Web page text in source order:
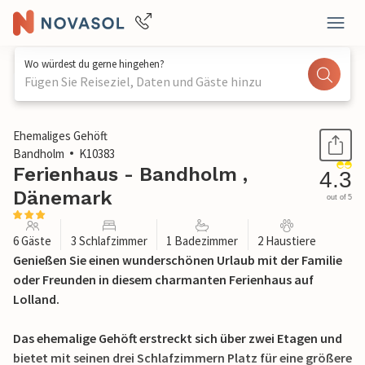
Wo würdest du gerne hingehen?
Fügen Sie Reiseziel, Daten und Gäste hinzu
1 / 18
Ehemaliges Gehöft
Bandholm
K10383
Ferienhaus - Bandholm ,
Dänemark
4.3
out of 5
6 Gäste 3 Schlafzimmer 1 Badezimmer 2 Haustiere
Genießen Sie einen wunderschönen Urlaub mit der Familie
oder Freunden in diesem charmanten Ferienhaus auf
Lolland.
Das ehemalige Gehöft erstreckt sich über zwei Etagen und
bietet mit seinen drei Schlafzimmern Platz für eine größere